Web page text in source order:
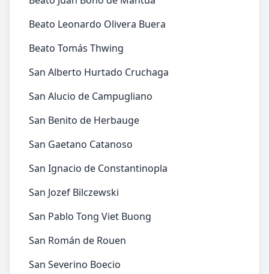
Beato Leonardo Olivera Buera
Beato Tomás Thwing
San Alberto Hurtado Cruchaga
San Alucio de Campugliano
San Benito de Herbauge
San Gaetano Catanoso
San Ignacio de Constantinopla
San Jozef Bilczewski
San Pablo Tong Viet Buong
San Román de Rouen
San Severino Boecio